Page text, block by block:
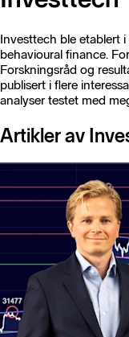
Investtech ble etablert
behavioural finance.
Forskningsråd og
publisert i flere
analyser testet med
Artikler av